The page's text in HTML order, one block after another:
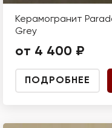
Керамогранит
Grey
от 4 400 ₽
ПОДРОБНЕЕ